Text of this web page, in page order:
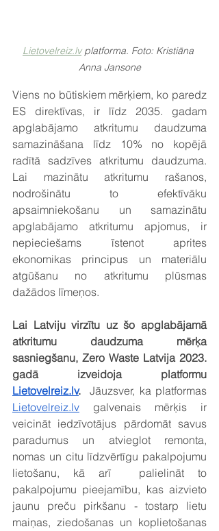
Lietovelreiz.lv platforma. Foto: Kristiāna
Anna Jansone
Viens no būtiskiem mērķiem, ko paredz
ES direktīvas, ir līdz 2035. gadam
apglabājamo atkritumu daudzuma
samazināšana līdz 10% no kopējā
radītā sadzīves atkritumu daudzuma.
Lai mazinātu atkritumu rašanos,
nodrošinātu to efektīvāku
apsaimniekošanu un samazinātu
apglabājamo atkritumu apjomus, ir
nepieciešams īstenot aprites
ekonomikas principus un materiālu
atgūšanu no atkritumu plūsmas
dažādos līmeņos.
Lai Latviju virzītu uz šo apglabājamā
atkritumu daudzuma mērķa
sasniegšanu, Zero Waste Latvija 2023.
Lietovelreiz.lv.
Lietovelreiz.lv galvenais mērķis ir
veicināt iedzīvotājus pārdomāt savus
paradumus un atvieglot remonta,
nomas un citu līdzvērtīgu pakalpojumu
lietošanu, kā arī  palielināt to
pakalpojumu pieejamību, kas aizvieto
jaunu preču pirkšanu - tostarp lietu
maiņas, ziedošanas un koplietošanas